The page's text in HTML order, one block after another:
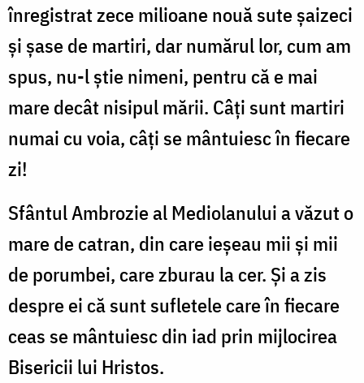
înregistrat zece milioane nouă sute şaizeci
şi şase de martiri, dar numărul lor, cum am
spus, nu-l ştie nimeni, pentru că e mai
mare decât nisipul mării. Câţi sunt martiri
numai cu voia, câţi se mântuiesc în fiecare
zi!
Sfântul Ambrozie al Mediolanului a văzut o
mare de catran, din care ieşeau mii şi mii
de porumbei, care zburau la cer. Şi a zis
despre ei că sunt sufletele care în fiecare
ceas se mântuiesc din iad prin mijlocirea
Bisericii lui Hristos.